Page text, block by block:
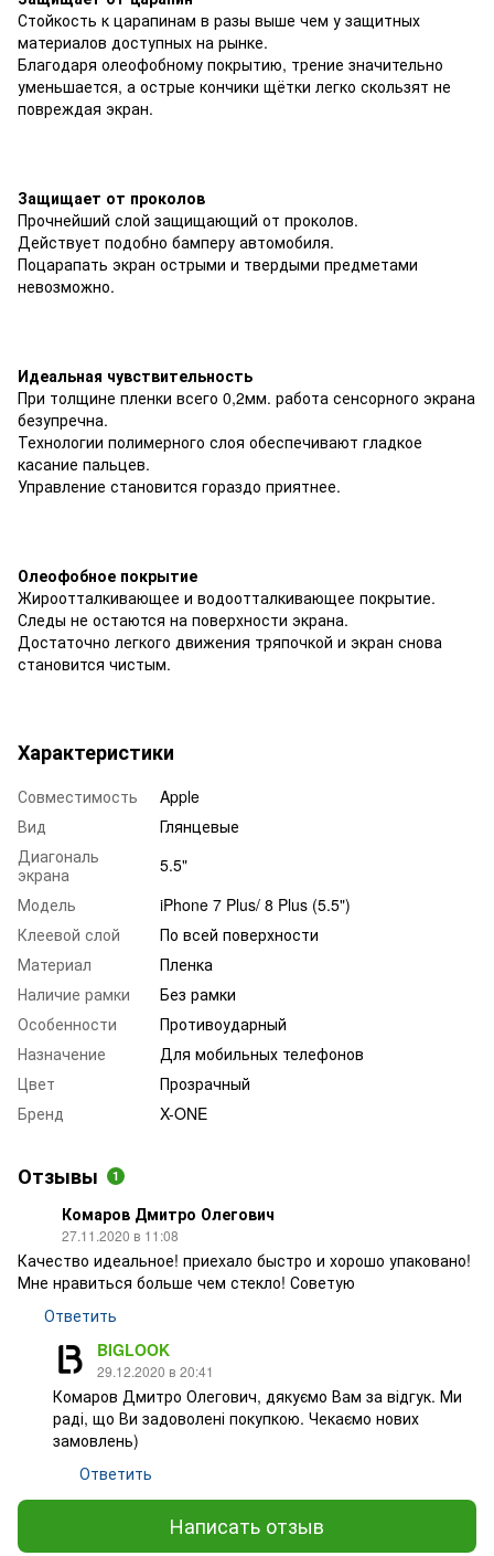
Стойкость к царапинам в разы выше чем у защитных
материалов доступных на рынке.
Благодаря олеофобному покрытию, трение значительно
уменьшается, а острые кончики щётки легко скользят не
повреждая экран.
Защищает от проколов
Прочнейший слой защищающий от проколов.
Действует подобно бамперу автомобиля.
Поцарапать экран острыми и твердыми предметами
невозможно.
Идеальная чувствительность
При толщине пленки всего 0,2мм. работа сенсорного экрана
безупречна.
Технологии полимерного слоя обеспечивают гладкое
касание пальцев.
Управление становится гораздо приятнее.
Олеофобное покрытие
Жироотталкивающее и водоотталкивающее покрытие.
Следы не остаются на поверхности экрана.
Достаточно легкого движения тряпочкой и экран снова
становится чистым.
Характеристики
Совместимость
Apple
Вид
Глянцевые
Диагональ
экрана
5.5"
Модель
iPhone 7 Plus/ 8 Plus (5.5")
Клеевой слой
По всей поверхности
Материал
Пленка
Наличие рамки
Без рамки
Особенности
Противоударный
Назначение
Для мобильных телефонов
Цвет
Прозрачный
Бренд
X-ONE
Отзывы 1
Комаров Дмитро Олегович
27.11.2020 в 11:08
Качество идеальное! приехало быстро и хорошо упаковано!
Мне нравиться больше чем стекло! Советую
Ответить
BIGLOOK
29.12.2020 в 20:41
Комаров Дмитро Олегович, дякуємо Вам за відгук. Ми
раді, що Ви задоволені покупкою. Чекаємо нових
замовлень)
Ответить
Написать отзыв